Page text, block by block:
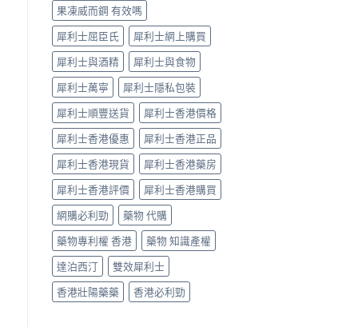
果凍威而鋼 有效嗎
犀利士屈臣氏
犀利士網上購買
犀利士與酒精
犀利士與食物
犀利士萬寧
犀利士隱私包裝
犀利士順豐送貨
犀利士香港價格
犀利士香港優惠
犀利士香港正品
犀利士香港現貨
犀利士香港藥房
犀利士香港評價
犀利士香港購買
網購必利勁
藥物 代購
藥物專利權 香港
藥物 知識產權
達泊西汀
雙效犀利士
香港壯陽藥藥
香港必利勁